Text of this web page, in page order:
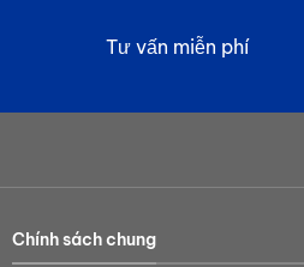
Tư vấn miễn phí
Chính sách chung